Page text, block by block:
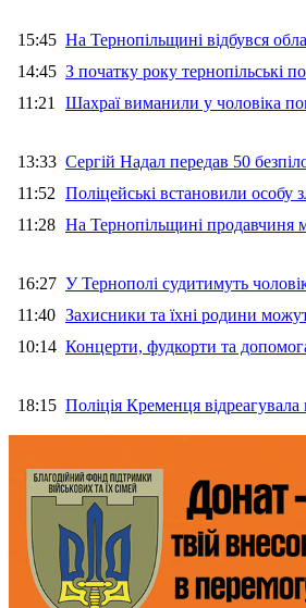
15:45 На Тернопільщині відбувся
14:45 З початку року тернопільські
11:21 Шахраї виманили у чоловіка
13:33 Сергій Надал передав 50
11:52 Поліцейські встановили
11:28 На Тернопільщині продавчиня
16:27 У Тернополі судитимуть
11:40 Захисники та їхні родини
10:14 Концерти, фудкорти та
18:15 Поліція Кременця